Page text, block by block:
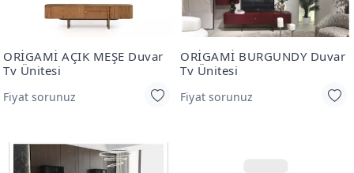
ORİGAMİ AÇIK MEŞE Duvar
Tv Ünitesi
Fiyat sorunuz
ORİGAMİ BURGUNDY Duvar
Tv Ünitesi
Fiyat sorunuz